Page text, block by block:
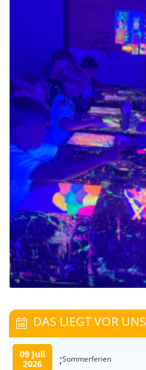
DAS LIEGT VOR UNS
09 Juli
2026
;Sommerferien